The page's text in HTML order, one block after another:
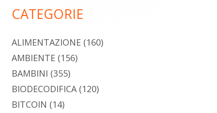
CATEGORIE
ALIMENTAZIONE (160)
AMBIENTE (156)
BAMBINI (355)
BIODECODIFICA (120)
BITCOIN (14)